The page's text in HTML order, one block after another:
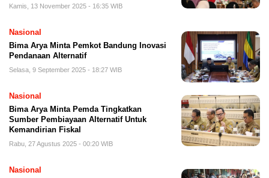
Kamis, 13 November 2025 - 16:35 WIB
Nasional
Bima Arya Minta Pemkot Bandung Inovasi
Pendanaan Alternatif
Selasa, 9 September 2025 - 18:27 WIB
Nasional
Bima Arya Minta Pemda Tingkatkan
Sumber Pembiayaan Alternatif Untuk
Kemandirian Fiskal
Rabu, 27 Agustus 2025 - 00:20 WIB
Nasional